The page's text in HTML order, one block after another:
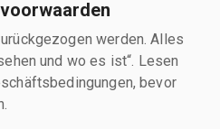
werden. Alles
und wo es ist“. Lesen
bevor